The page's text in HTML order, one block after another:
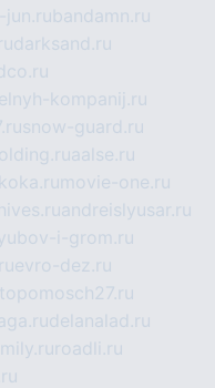
jun.rubandamn.ru
darksand.ru
kompanij.ru
snow-guard.ru
aalse.ru
movie-one.ru
andreislyusar.ru
i-grom.ru
evro-dez.ru
delanalad.ru
roadli.ru